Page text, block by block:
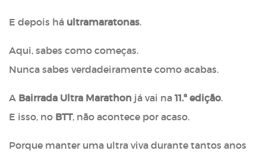
E depois há ultramaratonas.
Aqui, sabes como começas.
Nunca sabes verdadeiramente como acabas.
A Bairrada Ultra Marathon já vai na 11.ª edição.
E isso, no BTT, não acontece por acaso.
Porque manter uma ultra viva durante tantos anos